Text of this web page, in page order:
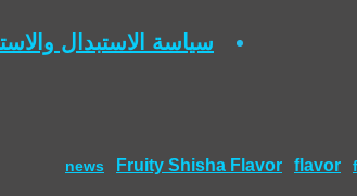
سياسة الاستبدال
flavor
Fruity Shisha Flavor
news